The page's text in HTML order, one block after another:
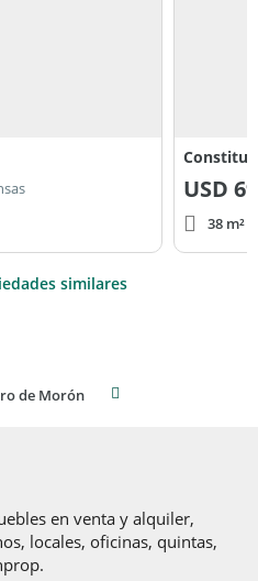
USD
38 m²
similares
de Morón
en venta y alquiler,
locales, oficinas, quintas,